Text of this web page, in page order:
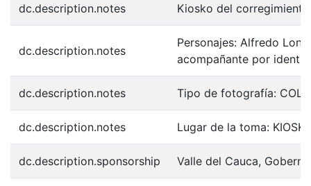
dc.description.notes Kiosko del
dc.description.notes
Personajes: Alfredo
acompañante por
dc.description.notes Tipo de fotografía:
dc.description.notes Lugar de la toma:
dc.description.sponsorship Valle del Cauca,